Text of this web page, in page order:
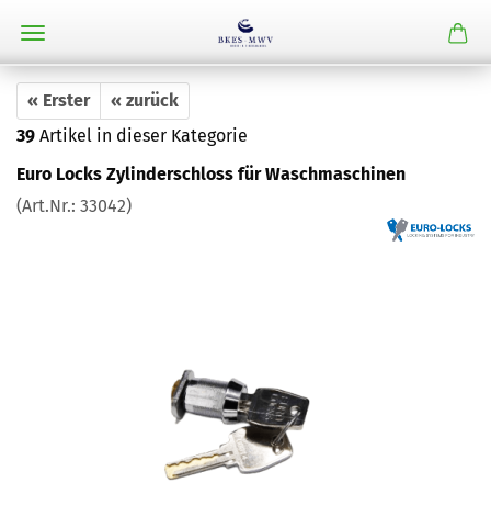
« Erster
« zurück
39 Artikel in dieser Kategorie
Euro Locks Zylinderschloss für Waschmaschinen
(Art.Nr.: 33042)